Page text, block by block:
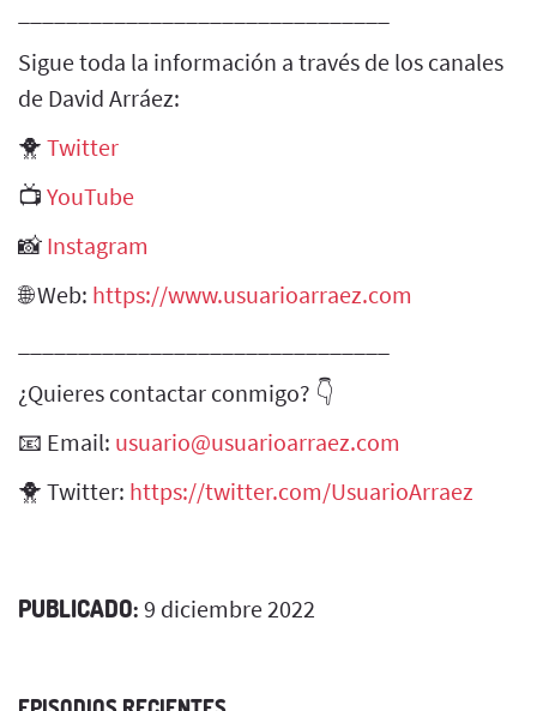
Sigue toda la información a través de los canales
de David Arráez:
🐥 Twitter
📺 YouTube
📸 Instagram
🌐 Web: https://www.usuarioarraez.com
¿Quieres contactar conmigo? 👇
📧 Email: usuario@usuarioarraez.com
🐥 Twitter: https://twitter.com/UsuarioArraez
PUBLICADO: 9 diciembre 2022